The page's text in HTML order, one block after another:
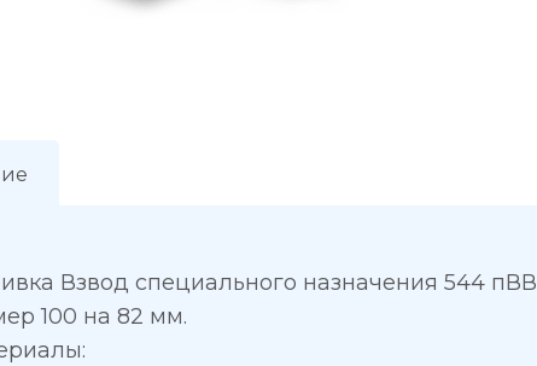
Взвод специального назначения 544 пВВ
100 на 82 мм.